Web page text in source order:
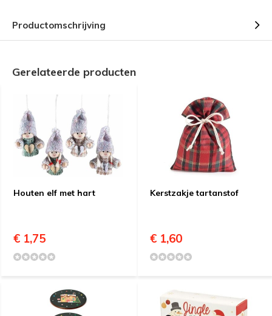
Productomschrijving
Gerelateerde producten
Houten elf met hart
€ 1,75
Kerstzakje tartanstof
€ 1,60